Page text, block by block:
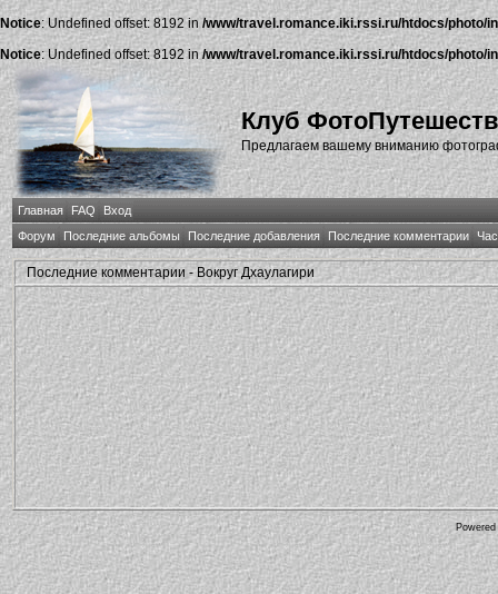
Notice: Undefined offset: 8192 in /www/travel.romance.iki.rssi.ru/htdocs/photo/
Notice: Undefined offset: 8192 in/www/travel.romance.iki.rssi.ru/htdocs/photo/
Клуб
Предлагаем вашему вниманию
Главная FAQ
Вход
Форум
Последние альбомы Последние добавления Последние комментарии
Последние комментарии - Вокруг Дхаулагири